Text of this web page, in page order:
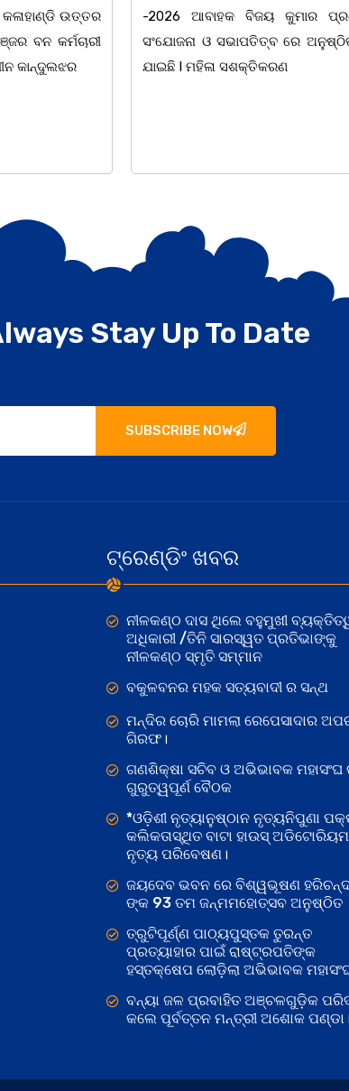
ପ୍ରଧାନଙ୍କ
ଅନୁଷ୍ଠିତ ହୋଇ
ନାଟକ "ଖାଣ୍ଟି ସୁନା" ଗୈ।ରୀ
ପ୍ରତିଷ୍ଠାନ, ଖୋର୍ଦ୍ଧା ଆନୁକୁଲ୍ୟରେ
ହୋଇଯାଇଛି। ଡ଼ଃ ପ୍ରଦୀପ ଭୈମିକ ଙ୍କ
Stay Up To Date
SUBSCRIBE NOW
ଟ୍ରେଣ୍ଡିଂ ଖବର
ନୀଳକଣ୍ଠ ଦାସ ଥିଲେ ବହୁମୁଖୀ
ଅଧିକାରୀ /ତିନି ସାରସ୍ୱତ ପ୍ରତିଭାଙ୍କୁ
ନୀଳକଣ୍ଠ ସ୍ମୃତି ସମ୍ମାନ
ବକୁଳବନର ମହକ ସତ୍ୟବାଦୀ ର ସନ୍ଥ
ମନ୍ଦିର ଚୋରି ମାମଲା ରେପେସାଦାର
ଗିରଫ।
ଗଣଶିକ୍ଷା ସଚିବ ଓ ଅଭିଭାବକ ମହାସଂଘ
ଗୁରୁତ୍ୱପୂର୍ଣ ବୈଠକ
*ଓଡ଼ିଶୀ ନୃତ୍ୟାନୁଷ୍ଠାନ ନୃତ୍ୟନିପୁଣା
କଲିକତାସ୍ଥିତ ବାଟା ହାଉସ୍
ନୃତ୍ୟ ପରିବେଷଣ।
ଜୟଦେବ ଭବନ ରେ ବିଶ୍ୱଭୂଷଣ
ଙ୍କ 93 ତମ ଜନ୍ମମହୋତ୍ସବ ଅନୁଷ୍ଠିତ
ତ୍ରୁଟିପୂର୍ଣ୍ଣ ପାଠ୍ୟପୁସ୍ତକ ତୁରନ୍ତ
ପ୍ରତ୍ୟାହାର ପାଇଁ ରାଷ୍ଟ୍ରପତିଙ୍କ
ହସ୍ତକ୍ଷେପ ଲୋଡ଼ିଲା ଅଭିଭାବକ
ବନ୍ୟା ଜଳ ପ୍ରବାହିତ ଅଞ୍ଚଳଗୁଡ଼ିକ
କଲେ ପୂର୍ବତ୍ତନ ମନ୍ତ୍ରୀ ଅଶୋକ ପଣ୍ଡା।